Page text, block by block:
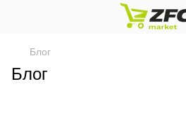
Блог
Блог